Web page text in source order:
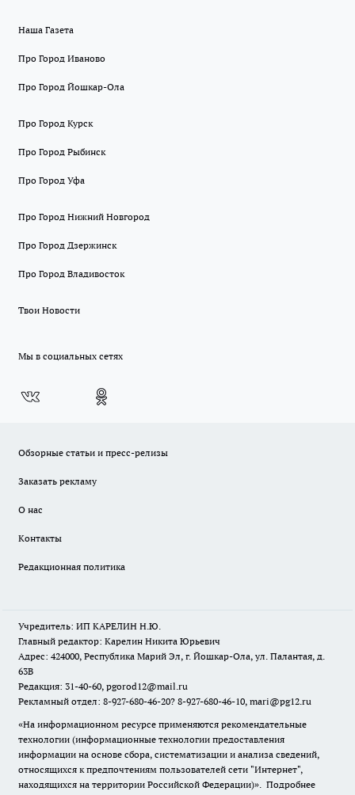
Наша Газета
Про Город Иваново
Про Город Йошкар-Ола
Про Город Курск
Про Город Рыбинск
Про Город Уфа
Про Город Нижний Новгород
Про Город Дзержинск
Про Город Владивосток
Твои Новости
Мы в социальных сетях
Обзорные статьи и пресс-релизы
Заказать рекламу
О нас
Контакты
Редакционная политика
Учредитель: ИП КАРЕЛИН Н.Ю.
Главный редактор: Карелин Никита Юрьевич
Адрес: 424000, Республика Марий Эл, г. Йошкар-Ола, ул. Палантая, д.
63В
Редакция: 31-40-60, pgorod12@mail.ru
Рекламный отдел: 8-927-680-46-20? 8-927-680-46-10, mari@pg12.ru
«На информационном ресурсе применяются рекомендательные
технологии (информационные технологии предоставления
информации на основе сбора, систематизации и анализа сведений,
относящихся к предпочтениям пользователей сети "Интернет",
находящихся на территории Российской Федерации)». Подробнее